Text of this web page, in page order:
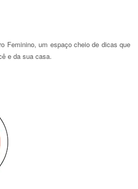
Feminino, um espaço cheio de dicas que
e da sua casa.